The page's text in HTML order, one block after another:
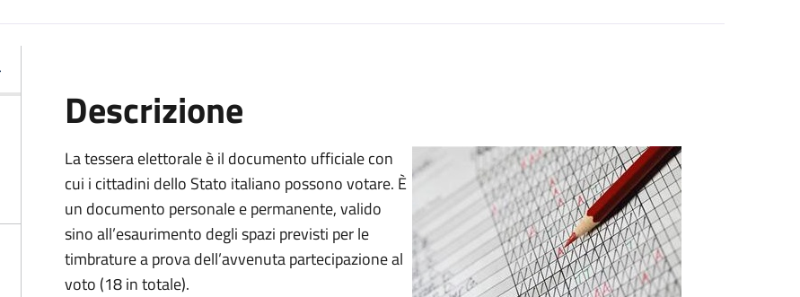
Descrizione
La tessera elettorale è il documento ufficiale con
cui i cittadini dello Stato italiano possono votare. È
un documento personale e permanente, valido
sino all’esaurimento degli spazi previsti per le
timbrature a prova dell’avvenuta partecipazione al
voto (18 in totale).